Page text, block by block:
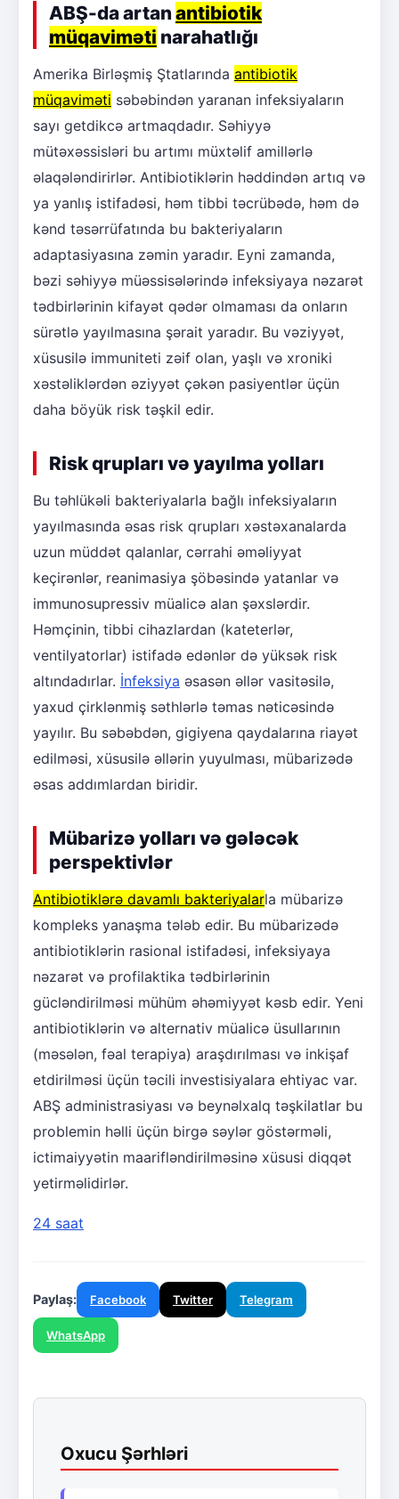
ABŞ-da artan antibiotik
müqaviməti narahatlığı
Amerika Birləşmiş Ştatlarında antibiotik
müqaviməti səbəbindən yaranan infeksiyaların
sayı getdikcə artmaqdadır. Səhiyyə
mütəxəssisləri bu artımı müxtəlif amillərlə
əlaqələndirirlər. Antibiotiklərin həddindən artıq və
ya yanlış istifadəsi, həm tibbi təcrübədə, həm də
kənd təsərrüfatında bu bakteriyaların
adaptasiyasına zəmin yaradır. Eyni zamanda,
bəzi səhiyyə müəssisələrində infeksiyaya nəzarət
tədbirlərinin kifayət qədər olmaması da onların
sürətlə yayılmasına şərait yaradır. Bu vəziyyət,
xüsusilə immuniteti zəif olan, yaşlı və xroniki
xəstəliklərdən əziyyət çəkən pasiyentlər üçün
daha böyük risk təşkil edir.
Risk qrupları və yayılma yolları
Bu təhlükəli bakteriyalarla bağlı infeksiyaların
yayılmasında əsas risk qrupları xəstəxanalarda
uzun müddət qalanlar, cərrahi əməliyyat
keçirənlər, reanimasiya şöbəsində yatanlar və
immunosupressiv müalicə alan şəxslərdir.
Həmçinin, tibbi cihazlardan (kateterlər,
ventilyatorlar) istifadə edənlər də yüksək risk
altındadırlar. İnfeksiya əsasən əllər vasitəsilə,
yaxud çirklənmiş səthlərlə təmas nəticəsində
yayılır. Bu səbəbdən, gigiyena qaydalarına riayət
edilməsi, xüsusilə əllərin yuyulması, mübarizədə
əsas addımlardan biridir.
Mübarizə yolları və gələcək
perspektivlər
Antibiotiklərə davamlı bakteriyalarla mübarizə
kompleks yanaşma tələb edir. Bu mübarizədə
antibiotiklərin rasional istifadəsi, infeksiyaya
nəzarət və profilaktika tədbirlərinin
gücləndirilməsi mühüm əhəmiyyət kəsb edir. Yeni
antibiotiklərin və alternativ müalicə üsullarının
(məsələn, fəal terapiya) araşdırılması və inkişaf
etdirilməsi üçün təcili investisiyalara ehtiyac var.
ABŞ administrasiyası və beynəlxalq təşkilatlar bu
problemin həlli üçün birgə səylər göstərməli,
ictimaiyyətin maarifləndirilməsinə xüsusi diqqət
yetirməlidirlər.
24 saat
Paylaş: Facebook Twitter Telegram
WhatsApp
Oxucu Şərhləri